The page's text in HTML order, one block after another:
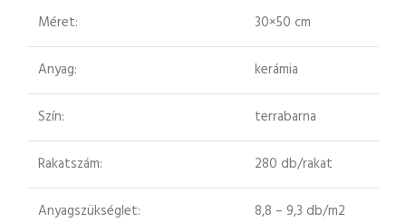
Méret: 30×50 cm
Anyag: kerámia
Szín: terrabarna
Rakatszám: 280 db/rakat
Anyagszükséglet: 8,8 – 9,3 db/m2